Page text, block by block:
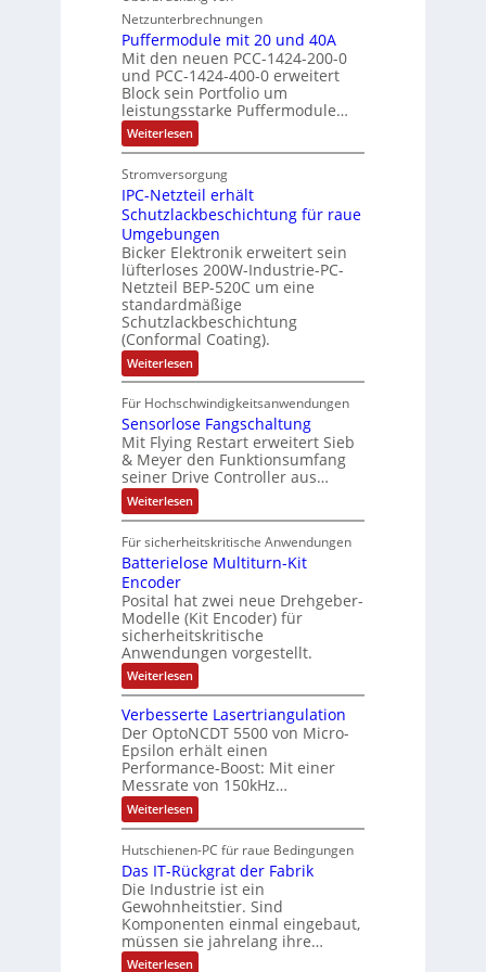
d
a
s
A
u
s
l
a
n
d
g
e
s
c
h
ä
f
t
d
d
e
s
V
D
M
A
l
e
k
t
r
i
s
c
h
e
t
o
m
a
t
i
o
g
e
w
ä
h
t
t
i
g
e
n
J
a
r
e
s
z
i
e
l
e
e
i
t
e
r
b
e
i
S
P
N
r
e
h
l
e
n
4
,
M
i
l
l
i
o
n
e
n
A
r
b
e
i
t
s
k
ä
f
t
e
A
b
o
u
t
A
u
t
o
m
a
t
i
o
n
e
x
p
a
n
d
i
e
r
Netzunterbrechnungen
Puffermodule mit 20 und 40A
Mit den neuen PCC-1424-200-0
und PCC-1424-400-0 erweitert
Block sein Portfolio um
leistungsstarke Puffermodule…
Weiterlesen:
P
f
f
e
r
m
o
d
u
l
e
m
i
t
2
u
n
d
4
0
A
Stromversorgung
IPC-Netzteil erhält
Schutzlackbeschichtung für raue
Umgebungen
Bicker Elektronik erweitert sein
lüfterloses 200W-Industrie-PC-
Netzteil BEP-520C um eine
standardmäßige
Schutzlackbeschichtung
(Conformal Coating).
Weiterlesen:
I
C
-
N
e
t
z
t
e
l
e
r
ä
l
t
S
c
h
u
t
z
l
a
c
k
b
e
s
c
i
c
h
t
u
n
Für Hochschwindigkeitsanwendungen
Sensorlose Fangschaltung
Mit Flying Restart erweitert Sieb
& Meyer den Funktionsumfang
seiner Drive Controller aus…
Weiterlesen:
S
n
s
l
o
s
e
F
a
n
g
s
c
h
a
l
t
u
n
g
Für sicherheitskritische Anwendungen
Batterielose Multiturn-Kit
Encoder
Posital hat zwei neue Drehgeber-
Modelle (Kit Encoder) für
sicherheitskritische
Anwendungen vorgestellt.
Weiterlesen:
B
t
t
e
r
i
e
l
o
e
M
u
l
t
i
t
u
Verbesserte Lasertriangulation
Der OptoNCDT 5500 von Micro-
Epsilon erhält einen
Performance-Boost: Mit einer
Messrate von 150kHz…
Weiterlesen:
V
r
b
e
s
s
e
r
t
Hutschienen-PC für raue Bedingungen
Das IT-Rückgrat der Fabrik
Die Industrie ist ein
Gewohnheitstier. Sind
Komponenten einmal eingebaut,
müssen sie jahrelang ihre…
Weiterlesen: